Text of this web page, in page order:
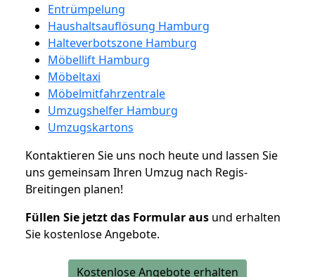
Entrümpelung
Haushaltsauflösung Hamburg
Halteverbotszone Hamburg
Möbellift Hamburg
Möbeltaxi
Möbelmitfahrzentrale
Umzugshelfer Hamburg
Umzugskartons
Kontaktieren Sie uns noch heute und lassen Sie
uns gemeinsam Ihren Umzug nach Regis-
Breitingen planen!
Füllen Sie jetzt das Formular aus und erhalten
Sie kostenlose Angebote.
Kostenlose Angebote erhalten